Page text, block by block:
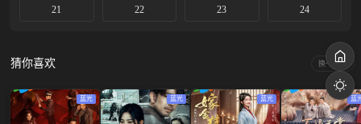
21 22 23 24
猜你喜欢 换一换
蓝光 蓝光 蓝光 蓝